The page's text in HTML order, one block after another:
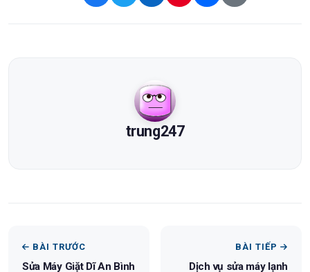
trung247
BÀI TRƯỚC
Sửa Máy Giặt Dĩ An Bình
BÀI TIẾP
Dịch vụ sửa máy lạnh